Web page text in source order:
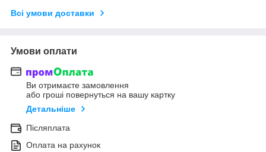
Всі умови доставки
Умови оплати
Ви отримаєте замовлення
або гроші повернуться на вашу картку
Детальніше
Післяплата
Оплата на рахунок